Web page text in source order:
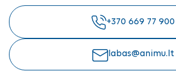
+370 669 77 900
labas@animu.lt